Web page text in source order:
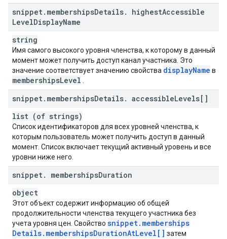
snippet. membershipsDetails. highestAccessible
LevelDisplayName
string
Имя самого высокого уровня членства, к которому в данный
момент может получить доступ канал участника. Это
значение соответствует значению свойства displayName в
membershipsLevel
snippet. membershipsDetails. accessibleLevels[]
list (of strings)
Список идентификаторов для всех уровней членства, к
которым пользователь может получить доступ в данный
момент. Список включает текущий активный уровень и все
уровни ниже него.
snippet. membershipsDuration
object
Этот объект содержит информацию об общей
продолжительности членства текущего участника без
учета уровня цен. Свойство snippet. memberships
Details. membershipsDurationAtLevel[] затем